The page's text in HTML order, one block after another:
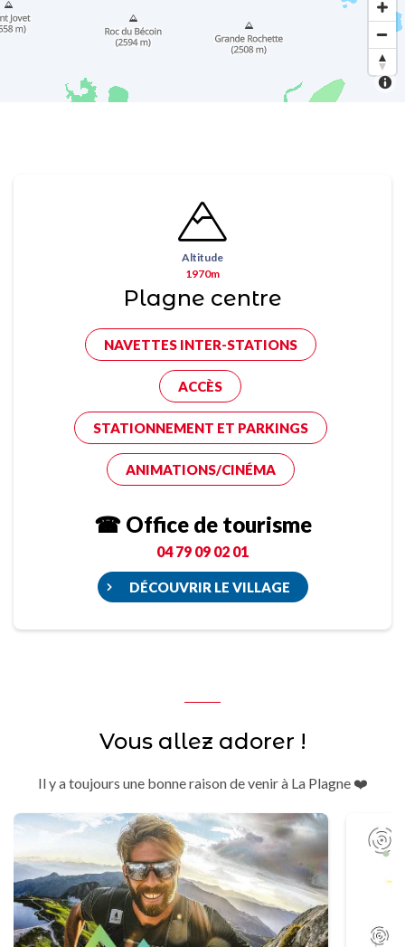
Altitude
1970m
Plagne centre
NAVETTES INTER-STATIONS
ACCÈS
STATIONNEMENT ET PARKINGS
ANIMATIONS/CINÉMA
☎ Office de tourisme
04 79 09 02 01
DÉCOUVRIR LE VILLAGE
Vous allez adorer !
Il y a toujours une bonne raison de venir à La Plagne ❤️